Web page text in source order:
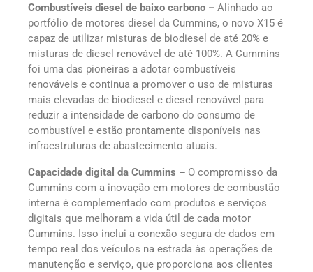
Combustíveis diesel de baixo carbono – Alinhado ao
portfólio de motores diesel da Cummins, o novo X15 é
capaz de utilizar misturas de biodiesel de até 20% e
misturas de diesel renovável de até 100%. A Cummins
foi uma das pioneiras a adotar combustíveis
renováveis e continua a promover o uso de misturas
mais elevadas de biodiesel e diesel renovável para
reduzir a intensidade de carbono do consumo de
combustível e estão prontamente disponíveis nas
infraestruturas de abastecimento atuais.
Capacidade digital da Cummins – O compromisso da
Cummins com a inovação em motores de combustão
interna é complementado com produtos e serviços
digitais que melhoram a vida útil de cada motor
Cummins. Isso inclui a conexão segura de dados em
tempo real dos veículos na estrada às operações de
manutenção e serviço, que proporciona aos clientes